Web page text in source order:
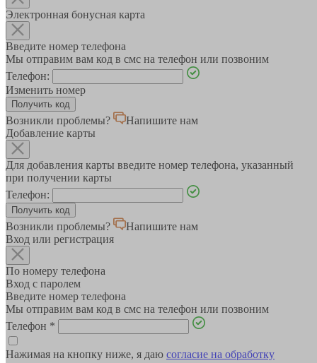
Электронная бонусная карта
Введите номер телефона
Мы отправим вам код в смс на телефон или позвоним
Телефон:
Изменить номер
Возникли проблемы?
Напишите нам
Добавление карты
Для добавления карты введите номер телефона, указанный
при получении карты
Телефон:
Возникли проблемы?
Напишите нам
Вход или регистрация
По номеру телефона
Вход с паролем
Введите номер телефона
Мы отправим вам код в смс на телефон или позвоним
Телефон *
Нажимая на кнопку ниже, я даю согласие на обработку